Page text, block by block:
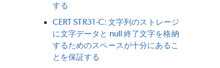
する
CERT STR31-C: 文字列のストレージ
に文字データと null 終了文字を格納
するためのスペースが十分にあるこ
とを保証する